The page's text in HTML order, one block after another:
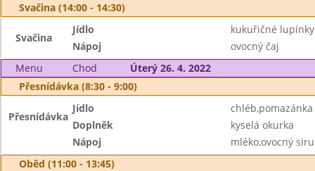
Svačina (14:00 - 14:30)
Svačina
Jídlo
kukuřičné
Nápoj
ovocný čaj
Menu
Chod
Úterý 26. 4. 2022
Přesnídávka (8:30 - 9:00)
Přesnídávka
Jídlo
chléb,pomazánka
Doplněk
kyselá okurka
Nápoj
mléko,ovocný
Oběd (11:00 - 13:45)